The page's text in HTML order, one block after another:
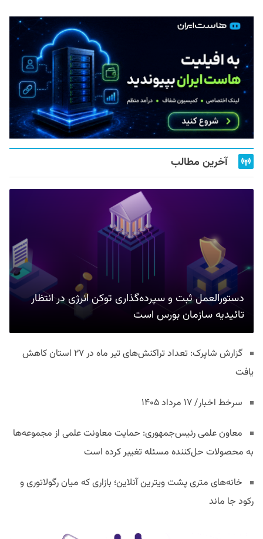
آخرین مطالب
دستورالعمل ثبت و سپرده‌گذاری توکن انرژی در انتظار
تائیدیه سازمان بورس است
گزارش شاپرک: تعداد تراکنش‌های تیر ماه در ۲۷ استان‌ کاهش
یافت
سرخط اخبار/ ۱۷ مرداد ۱۴۰۵
معاون علمی رئیس‌جمهوری: حمایت معاونت علمی از مجموعه‌ها
به محصولات حل‌کننده مسئله تغییر کرده است
خانه‌های متری پشت ویترین آنلاین؛ بازاری که میان رگولاتوری و
رکود جا ماند